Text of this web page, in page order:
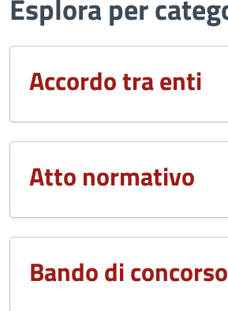
Esplora per
Accordo tra enti
Atto normativo
Bando di concorso